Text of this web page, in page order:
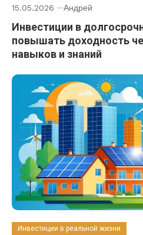
15.05.2026 Андрей
Инвестиции в
повышать доходность
навыков и знаний
Инвестиции в реальной жизни